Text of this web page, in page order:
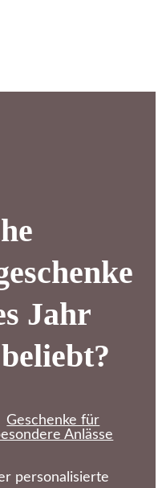
Jahr
Geschenke für
Anlässe
personalisierte